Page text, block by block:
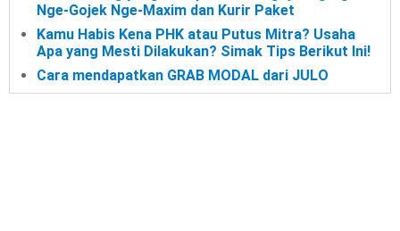
Nge-Gojek Nge-Maxim dan Kurir Paket
Kamu Habis Kena PHK atau Putus Mitra? Usaha
Apa yang Mesti Dilakukan? Simak Tips Berikut Ini!
Cara mendapatkan GRAB MODAL dari JULO